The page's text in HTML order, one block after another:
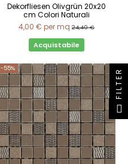
Dekorfliesen Olivgrün 20x20
cm Colori Naturali
4,00 € per mq 24,40 €
Acquistabile
-55% FILTER